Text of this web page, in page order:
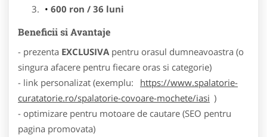
600 ron / 36 luni
Beneficii si Avantaje
- prezenta EXCLUSIVA pentru orasul dumneavoastra (o
singura afacere pentru fiecare oras si categorie)
- link personalizat (exemplu:
https://www.spalatorie-
curatatorie.ro/spalatorie-covoare-mochete/iasi )
- optimizare pentru motoare de cautare (SEO pentru
pagina promovata)